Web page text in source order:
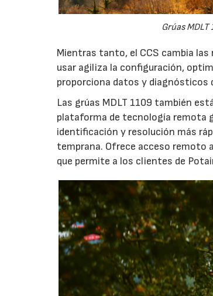
Grúas
Mientras tanto, el CCS cambia
usar agiliza la configuración,
proporciona datos y diagnósticos
Las grúas MDLT 1109 también
plataforma de tecnología remota
identificación y resolución más
temprana. Ofrece acceso remoto
que permite a los clientes de